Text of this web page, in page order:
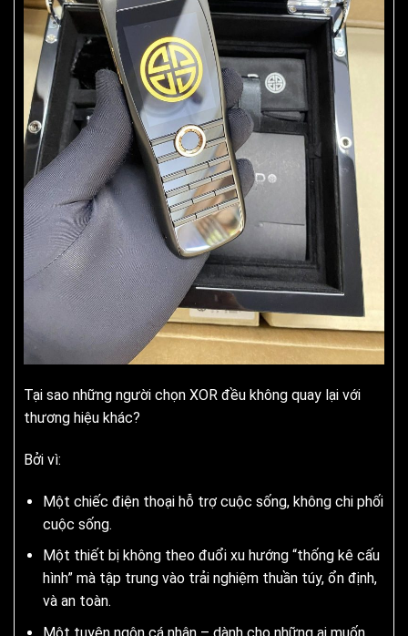
Tại sao những người chọn XOR đều không quay lại với
thương hiệu khác?
Bởi vì:
Một chiếc điện thoại hỗ trợ cuộc sống, không chi phối
cuộc sống.
Một thiết bị không theo đuổi xu hướng “thống kê cấu
hình” mà tập trung vào trải nghiệm thuần túy, ổn định,
và an toàn.
Một tuyên ngôn cá nhân – dành cho những ai muốn